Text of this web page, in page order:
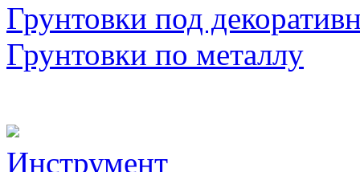
Грунтовки под
Грунтовки по металлу
Инструмент